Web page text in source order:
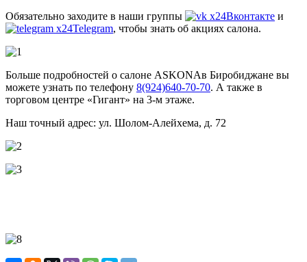
Обязательно заходите в наши группы
Вконтакте и
Telegram, чтобы знать об акциях салона.
Больше подробностей о салоне ASKONAв Биробиджане вы
можете узнать по телефону 8(924)640-70-70. А также в
торговом центре «Гигант» на 3-м этаже.
Наш точный адрес: ул. Шолом-Алейхема, д. 72